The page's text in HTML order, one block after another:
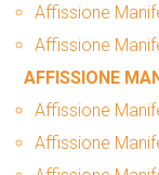
Affissione
Affissione
AFFISSIONE
Affissione
Affissione